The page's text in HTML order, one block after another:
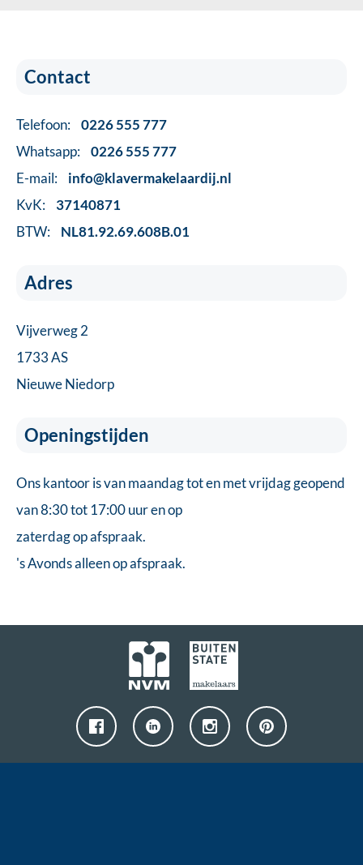
Contact
Telefoon:
0226 555 777
Whatsapp:
0226 555 777
E-mail:
info@klavermakelaardij.nl
KvK:
37140871
BTW:
NL81.92.69.608B.01
Adres
Vijverweg 2
1733 AS
Nieuwe Niedorp
Openingstijden
Ons kantoor is van maandag tot en met vrijdag geopend
van 8:30 tot 17:00 uur en op
zaterdag op afspraak.
's Avonds alleen op afspraak.